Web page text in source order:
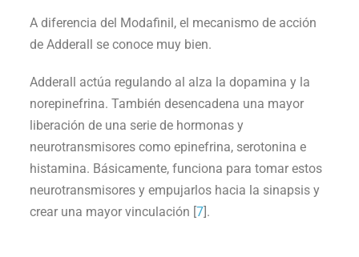
A diferencia del Modafinil, el mecanismo de acción
de Adderall se conoce muy bien.
Adderall actúa regulando al alza la dopamina y la
norepinefrina. También desencadena una mayor
liberación de una serie de hormonas y
neurotransmisores como epinefrina, serotonina e
histamina. Básicamente, funciona para tomar estos
neurotransmisores y empujarlos hacia la sinapsis y
crear una mayor vinculación [7].